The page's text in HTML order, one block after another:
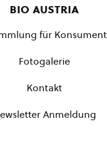
bio austria
für
Fotogalerie
Kontakt
Anmeldung